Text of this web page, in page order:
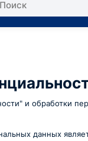
и обработки
данных